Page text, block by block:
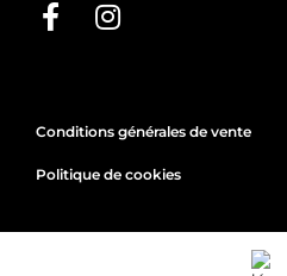
Conditions générales de vente
Politique de cookies